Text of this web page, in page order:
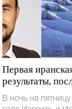
Первая
результаты,
В ночь на